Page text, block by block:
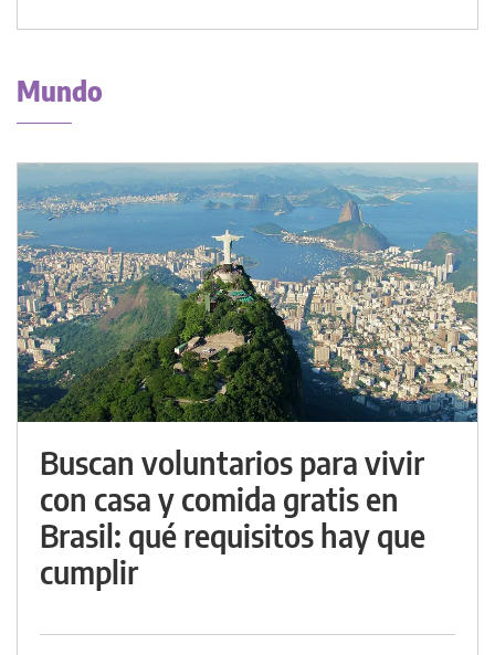
Mundo
Buscan voluntarios para vivir
con casa y comida gratis en
Brasil: qué requisitos hay que
cumplir